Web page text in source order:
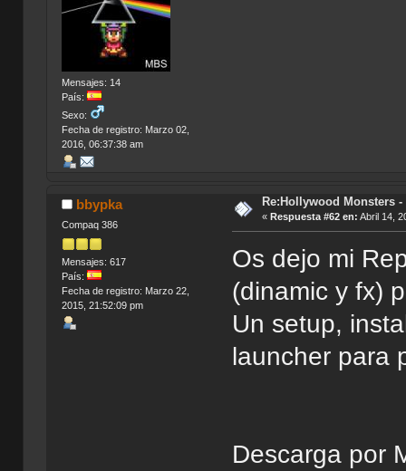
Mensajes: 14
País:
Sexo:
Fecha de registro: Marzo 02,
2016, 06:37:38 am
bbypka
Compaq 386
Mensajes: 617
País:
Fecha de registro: Marzo 22,
2015, 21:52:09 pm
Re:Hollywood Monsters
« Respuesta #62 en: Abril 14,
Os dejo mi
(dinamic y fx)
Un setup,
launcher para
Descarga por